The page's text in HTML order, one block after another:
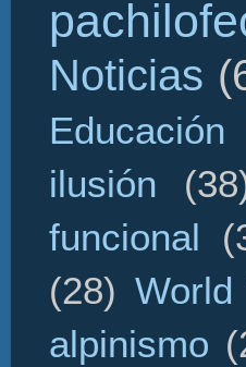
Noticias
ilusión
funcional
(28)
alpinismo